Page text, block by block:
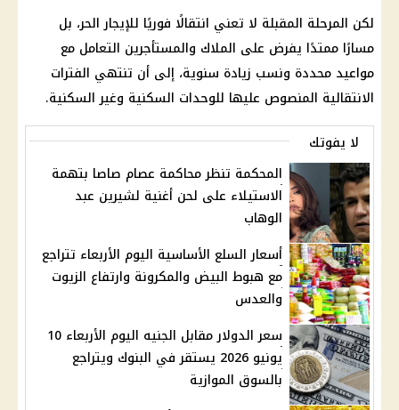
لكن المرحلة المقبلة لا تعني انتقالًا فوريًا للإيجار الحر، بل
مسارًا ممتدًا يفرض على الملاك والمستأجرين التعامل مع
مواعيد محددة ونسب زيادة سنوية، إلى أن تنتهي الفترات
الانتقالية المنصوص عليها للوحدات السكنية وغير السكنية.
لا يفوتك
المحكمة تنظر محاكمة عصام صاصا بتهمة
الاستيلاء على لحن أغنية لشيرين عبد
الوهاب
أسعار السلع الأساسية اليوم الأربعاء تتراجع
مع هبوط البيض والمكرونة وارتفاع الزيوت
والعدس
سعر الدولار مقابل الجنيه اليوم الأربعاء 10
يونيو 2026 يستقر في البنوك ويتراجع
بالسوق الموازية